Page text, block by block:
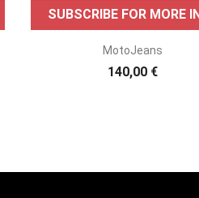
 Vista rápida
SUBSCRIBE FOR MORE
MotoJeans
140,00 €